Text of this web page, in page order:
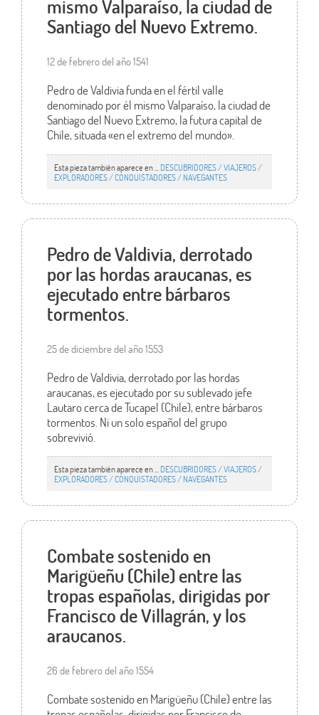
mismo Valparaíso, la ciudad de
Santiago del Nuevo Extremo.
12 de febrero del año 1541
Pedro de Valdivia funda en el fértil valle
denominado por él mismo Valparaíso, la ciudad de
Santiago del Nuevo Extremo, la futura capital de
Chile, situada «en el extremo del mundo».
Esta pieza también aparece en ... DESCUBRIDORES / VIAJEROS /
EXPLORADORES / CONQUISTADORES / NAVEGANTES
Pedro de Valdivia, derrotado
por las hordas araucanas, es
ejecutado entre bárbaros
tormentos.
25 de diciembre del año 1553
Pedro de Valdivia, derrotado por las hordas
araucanas, es ejecutado por su sublevado jefe
Lautaro cerca de Tucapel (Chile), entre bárbaros
tormentos. Ni un solo español del grupo
sobrevivió.
Esta pieza también aparece en ... DESCUBRIDORES / VIAJEROS /
EXPLORADORES / CONQUISTADORES / NAVEGANTES
Combate sostenido en
Marigüeñu (Chile) entre las
tropas españolas, dirigidas por
Francisco de Villagrán, y los
araucanos.
26 de febrero del año 1554
Combate sostenido en Marigüeñu (Chile) entre las